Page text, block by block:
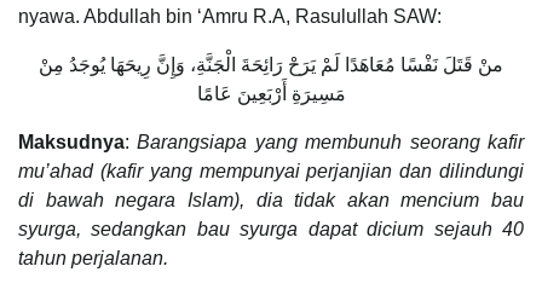
nyawa. Abdullah bin ‘Amru R.A, Rasulullah SAW:
منْ قَتَلَ نَفْسًا مُعَاهَدًا لَمْ يَرَحْ رَائِحَةَ الْجَنَّةِ، وَإِنَّ رِيحَهَا يُوجَدُ مِنْ
مَسِيرَةِ أَرْبَعِينَ عَامًا
Maksudnya:Barangsiapa yang membunuh seorang kafir
mu’ahad (kafir yang mempunyai perjanjian dan dilindungi
di bawah negara Islam), dia tidak akan mencium bau
syurga, sedangkan bau syurga dapat dicium sejauh 40
tahun perjalanan.